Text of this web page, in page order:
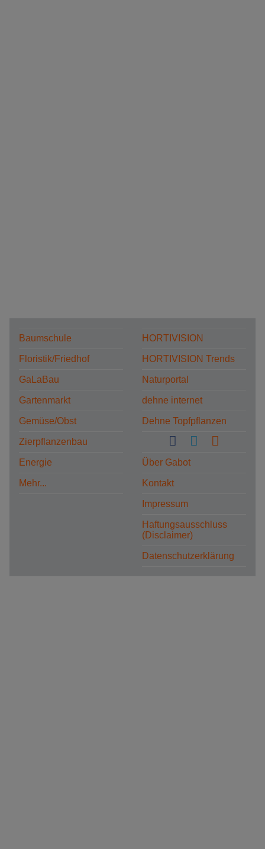
Baumschule
Floristik/Friedhof
GaLaBau
Gartenmarkt
Gemüse/Obst
Zierpflanzenbau
Energie
Mehr...
HORTIVISION
HORTIVISION Trends
Naturportal
dehne internet
Dehne Topfpflanzen
Über Gabot
Kontakt
Impressum
Haftungsausschluss
(Disclaimer)
Datenschutzerklärung